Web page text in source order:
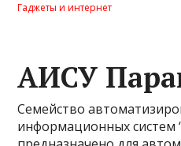
Гаджеты и интернет
АИСУ
Семейство
информационных систем